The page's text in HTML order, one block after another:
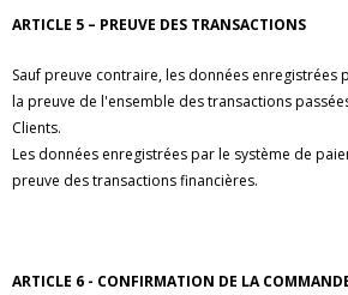
ARTICLE 5 – PREUVE DES TRANSACTIONS
Sauf preuve contraire, les données enregistrées
la preuve de l'ensemble des transactions passées
Clients.
Les données enregistrées par le système de
preuve des transactions financières.
ARTICLE 6 - CONFIRMATION DE LA